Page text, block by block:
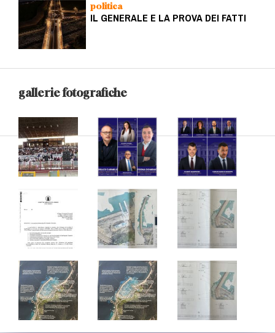
politica
IL GENERALE E LA PROVA DEI FATTI
gallerie fotografiche